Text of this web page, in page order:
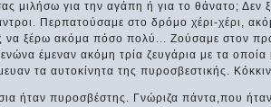
μιλήσω για την αγάπη ή για το θάνατο; Δεν
Περπατούσαμε στο δρόμο χέρι-χέρι,
να ξέρω ακόμα πόσο πολύ... Ζούσαμε στον
έμεναν ακόμη τρία ζευγάρια με τα
τα αυτοκίνητα της πυροσβεστικής.
ήταν πυροσβέστης. Γνώριζα πάντα,που